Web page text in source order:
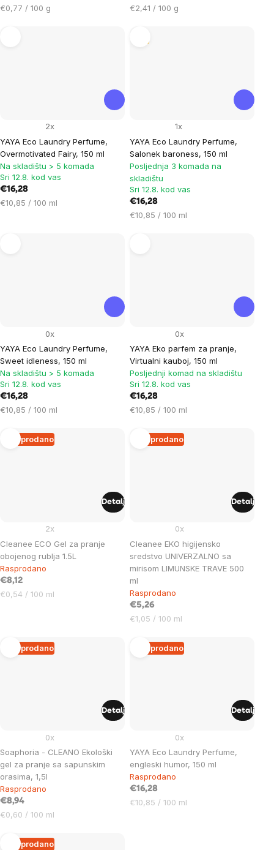
Cijena
€0,77 / 100 g
Cijena
€2,41 / 100 g
YAYA Eco Laundry Perfume,
Overmotivated Fairy, 150 ml
2x
Na skladištu > 5 komada
Sri 12.8. kod vas
€16,28
Cijena
€10,85 / 100 ml
YAYA Eco Laundry Perfume,
Salonek baroness, 150 ml
1x
Posljednja 3 komada na
skladištu
Sri 12.8. kod vas
€16,28
Cijena
€10,85 / 100 ml
YAYA Eco Laundry Perfume,
Sweet idleness, 150 ml
0x
Na skladištu > 5 komada
Sri 12.8. kod vas
€16,28
Cijena
€10,85 / 100 ml
YAYA Eko parfem za pranje,
Virtualni kauboj, 150 ml
0x
Posljednji komad na skladištu
Sri 12.8. kod vas
€16,28
Cijena
€10,85 / 100 ml
Rasprodano
Cleanee ECO Gel za pranje
obojenog rublja 1.5L
2x
Rasprodano
€8,12
Cijena
€0,54 / 100 ml
Detalj
Rasprodano
Cleanee EKO higijensko
sredstvo UNIVERZALNO sa
mirisom LIMUNSKE TRAVE 500
ml
0x
Rasprodano
€5,26
Cijena
€1,05 / 100 ml
Detalj
Rasprodano
Soaphoria - CLEANO Ekološki
gel za pranje sa sapunskim
orasima, 1,5l
0x
Rasprodano
€8,94
Cijena
€0,60 / 100 ml
Detalj
Rasprodano
YAYA Eco Laundry Perfume,
engleski humor, 150 ml
0x
Rasprodano
€16,28
Cijena
€10,85 / 100 ml
Detalj
Rasprodano